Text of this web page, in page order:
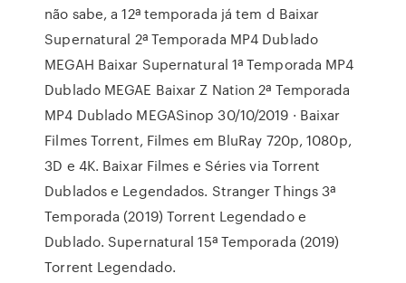
não sabe, a 12ª temporada já tem d Baixar
Supernatural 2ª Temporada MP4 Dublado
MEGAH Baixar Supernatural 1ª Temporada MP4
Dublado MEGAE Baixar Z Nation 2ª Temporada
MP4 Dublado MEGASinop 30/10/2019 · Baixar
Filmes Torrent, Filmes em BluRay 720p, 1080p,
3D e 4K. Baixar Filmes e Séries via Torrent
Dublados e Legendados. Stranger Things 3ª
Temporada (2019) Torrent Legendado e
Dublado. Supernatural 15ª Temporada (2019)
Torrent Legendado.